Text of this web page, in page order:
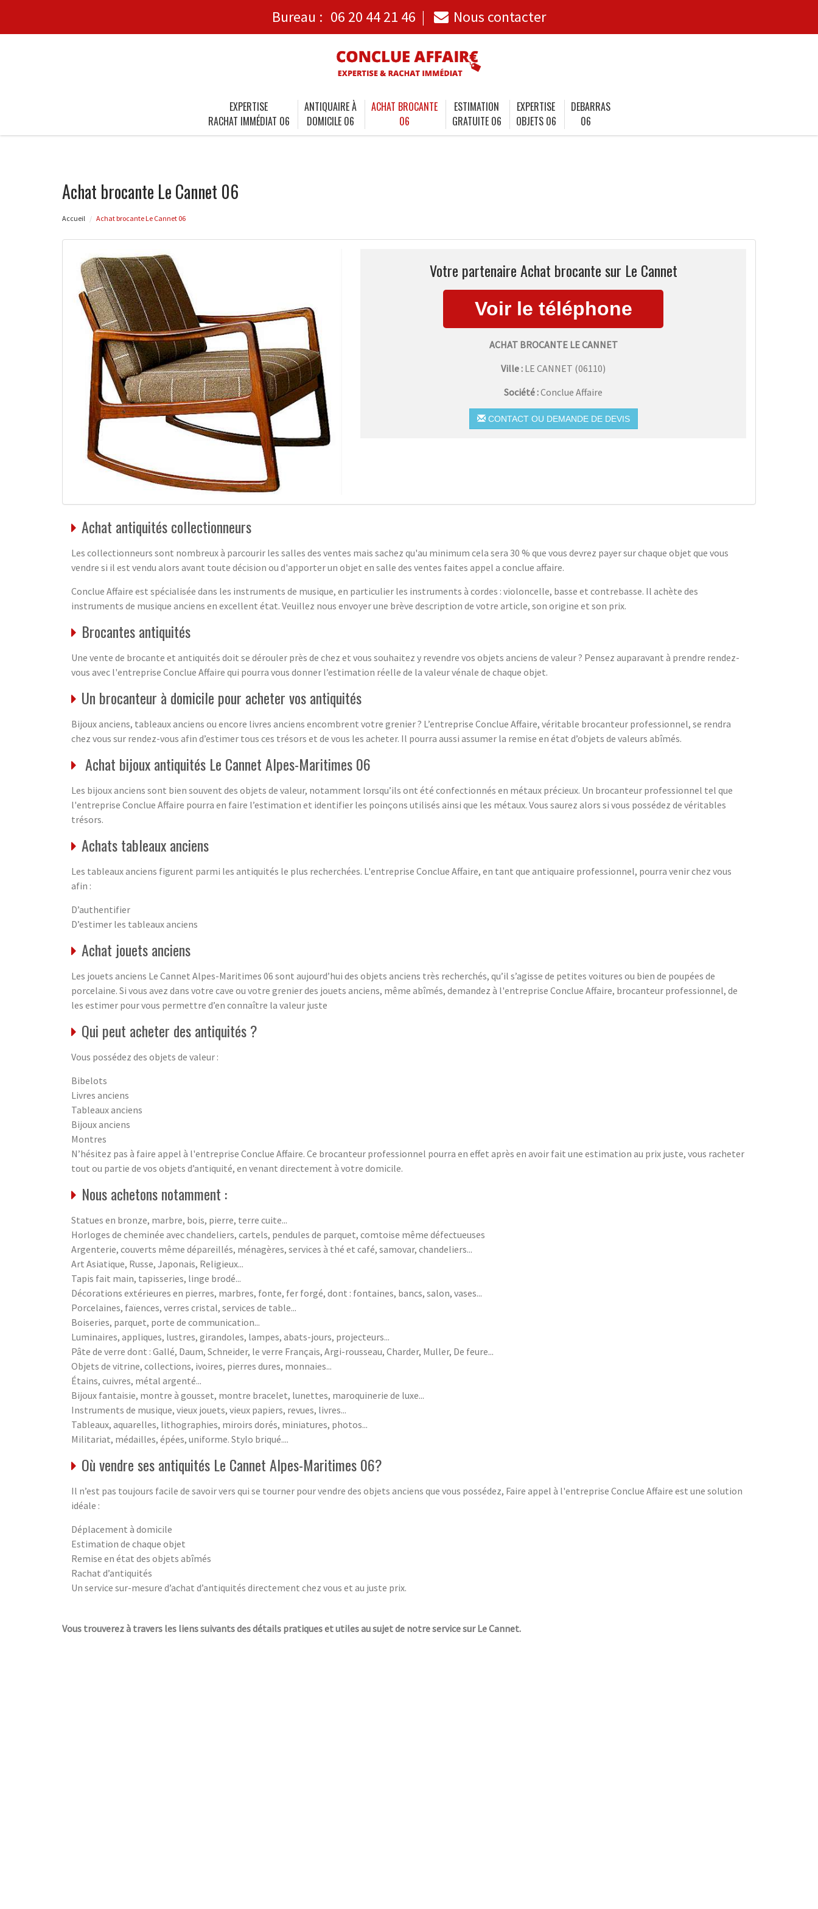
Bureau : 06 20 44 21 46 Nous contacter
EXPERTISE
RACHAT IMMÉDIAT 06
ANTIQUAIRE À
DOMICILE 06
ACHAT BROCANTE
06
ESTIMATION
GRATUITE 06
EXPERTISE
OBJETS 06
DEBARRAS
06
Achat brocante Le Cannet 06
Accueil Achat brocante Le Cannet 06
Votre partenaire Achat brocante sur Le Cannet
ACHAT BROCANTE LE CANNET
Ville : LE CANNET (06110)
Société :Conclue Affaire
CONTACT OU DEMANDE DE DEVIS
Achat antiquités collectionneurs
Les collectionneurs sont nombreux à parcourir les salles des ventes mais sachez qu'au minimum cela sera 30 % que vous devrez payer sur chaque objet que vous
vendre si il est vendu alors avant toute décision ou d'apporter un objet en salle des ventes faites appel a conclue affaire.
Conclue Affaire est spécialisée dans les instruments de musique, en particulier les instruments à cordes : violoncelle, basse et contrebasse. Il achète des
instruments de musique anciens en excellent état. Veuillez nous envoyer une brève description de votre article, son origine et son prix.
Brocantes antiquités
Une vente de brocante et antiquités doit se dérouler près de chez et vous souhaitez y revendre vos objets anciens de valeur ? Pensez auparavant à prendre rendez-
vous avec l'entreprise Conclue Affaire qui pourra vous donner l’estimation réelle de la valeur vénale de chaque objet.
Un brocanteur à domicile pour acheter vos antiquités
Bijoux anciens, tableaux anciens ou encore livres anciens encombrent votre grenier ? L’entreprise Conclue Affaire, véritable brocanteur professionnel, se rendra
chez vous sur rendez-vous afin d’estimer tous ces trésors et de vous les acheter. Il pourra aussi assumer la remise en état d’objets de valeurs abîmés.
Achat bijoux antiquités Le Cannet Alpes-Maritimes 06
Les bijoux anciens sont bien souvent des objets de valeur, notamment lorsqu’ils ont été confectionnés en métaux précieux. Un brocanteur professionnel tel que
l'entreprise Conclue Affaire pourra en faire l’estimation et identifier les poinçons utilisés ainsi que les métaux. Vous saurez alors si vous possédez de véritables
trésors.
Achats tableaux anciens
Les tableaux anciens figurent parmi les antiquités le plus recherchées. L'entreprise Conclue Affaire, en tant que antiquaire professionnel, pourra venir chez vous
afin :
D’authentifier
D’estimer les tableaux anciens
Achat jouets anciens
Les jouets anciens Le Cannet Alpes-Maritimes 06 sont aujourd’hui des objets anciens très recherchés, qu’il s’agisse de petites voitures ou bien de poupées de
porcelaine. Si vous avez dans votre cave ou votre grenier des jouets anciens, même abîmés, demandez à l'entreprise Conclue Affaire, brocanteur professionnel, de
les estimer pour vous permettre d’en connaître la valeur juste
Qui peut acheter des antiquités ?
Vous possédez des objets de valeur :
Bibelots
Livres anciens
Tableaux anciens
Bijoux anciens
Montres
N’hésitez pas à faire appel à l'entreprise Conclue Affaire. Ce brocanteur professionnel pourra en effet après en avoir fait une estimation au prix juste, vous racheter
tout ou partie de vos objets d’antiquité, en venant directement à votre domicile.
Nous achetons notamment :
Statues en bronze, marbre, bois, pierre, terre cuite...
Horloges de cheminée avec chandeliers, cartels, pendules de parquet, comtoise même défectueuses
Argenterie, couverts même dépareillés, ménagères, services à thé et café, samovar, chandeliers...
Art Asiatique, Russe, Japonais, Religieux...
Tapis fait main, tapisseries, linge brodé...
Décorations extérieures en pierres, marbres, fonte, fer forgé, dont : fontaines, bancs, salon, vases...
Porcelaines, faïences, verres cristal, services de table...
Boiseries, parquet, porte de communication...
Luminaires, appliques, lustres, girandoles, lampes, abats-jours, projecteurs...
Pâte de verre dont : Gallé, Daum, Schneider, le verre Français, Argi-rousseau, Charder, Muller, De feure...
Objets de vitrine, collections, ivoires, pierres dures, monnaies...
Étains, cuivres, métal argenté...
Bijoux fantaisie, montre à gousset, montre bracelet, lunettes, maroquinerie de luxe...
Instruments de musique, vieux jouets, vieux papiers, revues, livres...
Tableaux, aquarelles, lithographies, miroirs dorés, miniatures, photos...
Militariat, médailles, épées, uniforme. Stylo briqué....
Où vendre ses antiquités Le Cannet Alpes-Maritimes 06?
Il n’est pas toujours facile de savoir vers qui se tourner pour vendre des objets anciens que vous possédez, Faire appel à l'entreprise Conclue Affaire est une solution
idéale :
Déplacement à domicile
Estimation de chaque objet
Remise en état des objets abîmés
Rachat d’antiquités
Un service sur-mesure d’achat d’antiquités directement chez vous et au juste prix.
Vous trouverez à travers les liens suivants des détails pratiques et utiles au sujet de notre service sur Le Cannet.